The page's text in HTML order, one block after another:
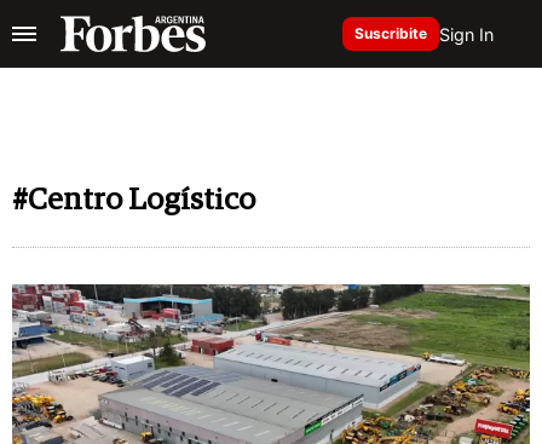
Suscribite Sign In
#Centro Logístico